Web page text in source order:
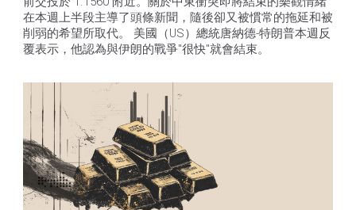
在本週上半段主導了頭條新聞，隨後卻又被慣常的拖延和被
削弱的希望所取代。 美國（US）總統唐納德-特朗普本週反
覆表示，他認為與伊朗的戰爭"很快"就會結束。